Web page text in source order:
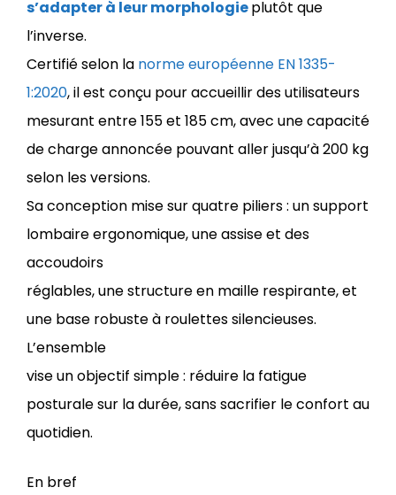
s’adapter à leur morphologieplutôt que
l’inverse.
Certifié selon la norme européenne EN 1335-
1:2020, il est conçu pour accueillir des utilisateurs
mesurant entre 155 et 185 cm, avec une capacité
de charge annoncée pouvant aller jusqu’à 200 kg
selon les versions.
Sa conception mise sur quatre piliers : un support
lombaire ergonomique, une assise et des
accoudoirs
réglables, une structure en maille respirante, et
une base robuste à roulettes silencieuses.
L’ensemble
vise un objectif simple : réduire la fatigue
posturale sur la durée, sans sacrifier le confort au
quotidien.
En bref